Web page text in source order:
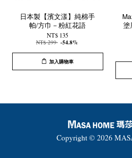
日本製【濱文漾】純棉手
帕/方巾－粉紅花語
NT$ 135
NT$ 299 -54.8%
加入購物車
塗
Copyright © 2026